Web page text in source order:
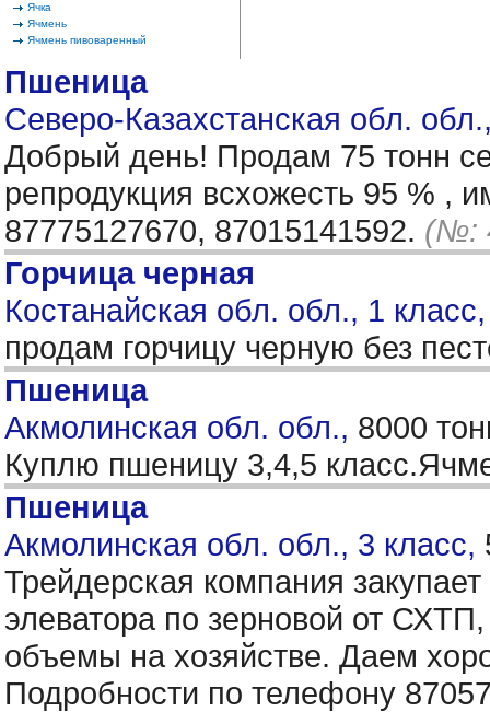
Ячка
Ячмень
Ячмень пивоваренный
Пшеница
Северо-Казахстанская обл.
Добрый день! Продам 75 тонн
репродукция всхожесть 95 % ,
87775127670, 87015141592. (№:
Горчица черная
Костанайская обл. обл., 1
продам горчицу черную без
Пшеница
Акмолинская обл. обл., 8000
Куплю пшеницу 3,4,5
Пшеница
Акмолинская обл. обл., 3 класс,
Трейдерская компания
элеватора по зерновой от
объемы на хозяйстве. Даем
Подробности по телефону